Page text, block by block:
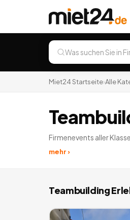
Miet24 Startseite›Alle
Firmenevents aller
mehr ›
Teambuilding